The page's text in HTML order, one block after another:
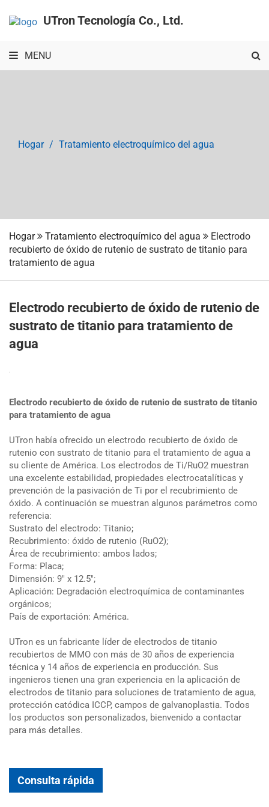
UTron Tecnología Co., Ltd.
MENU
Hogar Tratamiento electroquímico del agua
Hogar Tratamiento electroquímico del agua
Electrodo
recubierto de óxido de rutenio de sustrato de titanio para
tratamiento de agua
Electrodo recubierto de óxido de rutenio de
sustrato de titanio para tratamiento de
agua
Electrodo recubierto de óxido de rutenio de sustrato de titanio
para tratamiento de agua
UTron había ofrecido un electrodo recubierto de óxido de
rutenio con sustrato de titanio para el tratamiento de agua a
su cliente de América. Los electrodos de Ti/RuO2 muestran
una excelente estabilidad, propiedades electrocatalíticas y
prevención de la pasivación de Ti por el recubrimiento de
óxido. A continuación se muestran algunos parámetros como
referencia:
Sustrato del electrodo: Titanio;
Recubrimiento: óxido de rutenio (RuO2);
Área de recubrimiento: ambos lados;
Forma: Placa;
Dimensión: 9" x 12.5";
Aplicación: Degradación electroquímica de contaminantes
orgánicos;
País de exportación: América.
UTron es un fabricante líder de electrodos de titanio
recubiertos de MMO con más de 30 años de experiencia
técnica y 14 años de experiencia en producción. Sus
ingenieros tienen una gran experiencia en la aplicación de
electrodos de titanio para soluciones de tratamiento de agua,
protección catódica ICCP, campos de galvanoplastia. Todos
los productos son personalizados, bienvenido a contactar
para más detalles.
Consulta rápida